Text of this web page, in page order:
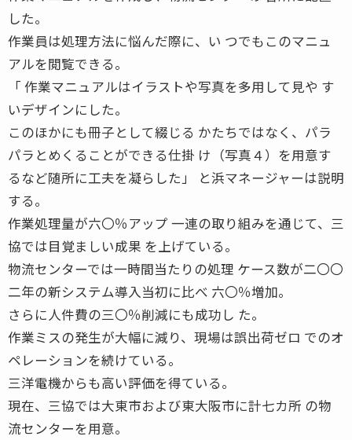
した。
作業員は処理方法に悩んだ際に、い つでもこのマニュ
アルを閲覧できる。
「 作業マニュアルはイラストや写真を多用して見や す
いデザインにした。
このほかにも冊子として綴じる かたちではなく、パラ
パラとめくることができる仕掛 け（写真４）を用意す
るなど随所に工夫を凝らした」 と浜マネージャーは説明
する。
作業処理量が六〇％アップ 一連の取り組みを通じて、三
協では目覚ましい成果 を上げている。
物流センターでは一時間当たりの処理 ケース数が二〇〇
二年の新システム導入当初に比べ 六〇％増加。
さらに人件費の三〇％削減にも成功し た。
作業ミスの発生が大幅に減り、現場は誤出荷ゼロ でのオ
ペレーションを続けている。
三洋電機からも高い評価を得ている。
現在、三協では大東市および東大阪市に計七カ所 の物
流センターを用意。